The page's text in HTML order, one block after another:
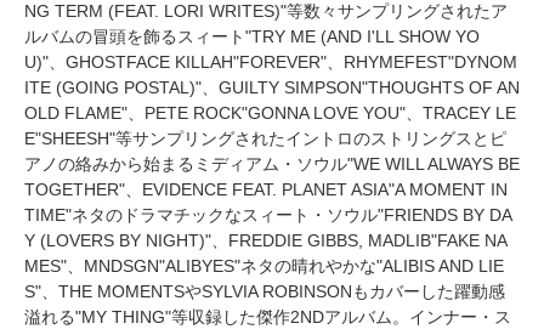
NG TERM (FEAT. LORI WRITES)"等数々サンプリングされたア
ルバムの冒頭を飾るスィート"TRY ME (AND I'LL SHOW YO
U)"、GHOSTFACE KILLAH"FOREVER"、RHYMEFEST"DYNOM
ITE (GOING POSTAL)"、GUILTY SIMPSON"THOUGHTS OF AN
OLD FLAME"、PETE ROCK"GONNA LOVE YOU"、TRACEY LE
E"SHEESH"等サンプリングされたイントロのストリングスとピ
アノの絡みから始まるミディアム・ソウル"WE WILL ALWAYS BE
TOGETHER"、EVIDENCE FEAT. PLANET ASIA"A MOMENT IN
TIME"ネタのドラマチックなスィート・ソウル"FRIENDS BY DA
Y (LOVERS BY NIGHT)"、FREDDIE GIBBS, MADLIB"FAKE NA
MES"、MNDSGN"ALIBYES"ネタの晴れやかな"ALIBIS AND LIE
S"、THE MOMENTSやSYLVIA ROBINSONもカバーした躍動感
溢れる"MY THING"等収録した傑作2NDアルバム。インナー・ス